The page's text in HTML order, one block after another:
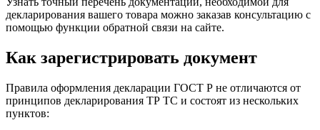
декларирования вашего товара можно заказав консультацию с
помощью функции обратной связи на сайте.
Как зарегистрировать документ
Правила оформления декларации ГОСТ Р не отличаются от
принципов декларирования ТР ТС и состоят из нескольких
пунктов: